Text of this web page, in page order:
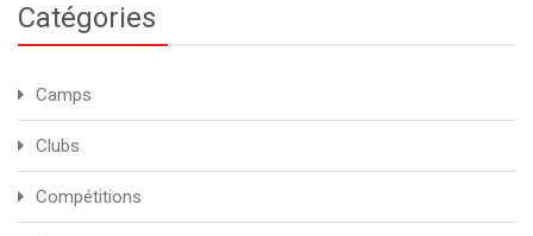
Catégories
Camps
Clubs
Compétitions